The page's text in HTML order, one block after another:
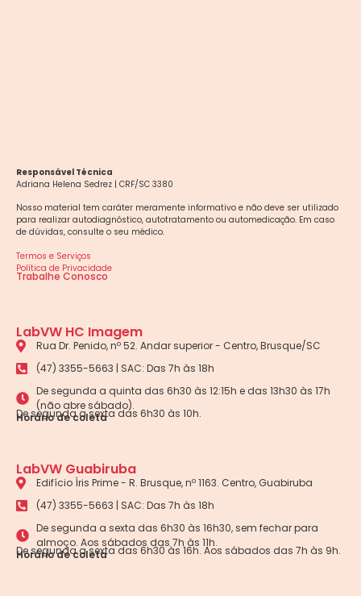
Responsável Técnica
Adriana Helena Sedrez | CRF/SC 3380
Nosso material tem caráter meramente informativo e não deve ser utilizado
para realizar autodiagnóstico, autotratamento ou automedicação. Em caso
de dúvidas, consulte o seu médico.
Termos e Serviços
Política de Privacidade
Trabalhe Conosco
LabVW HC Imagem
Rua Dr. Penido, nº 52. Andar superior - Centro, Brusque/SC
(47) 3355-5663 | SAC: Das 7h às 18h
De segunda a quinta das 6h30 às 12:15h e das 13h30 às 17h
(não abre sábado).
Horário de coleta
De segunda a sexta das 6h30 às 10h.
LabVW Guabiruba
Edifício Íris Prime - R. Brusque, nº 1163. Centro, Guabiruba
(47) 3355-5663 | SAC: Das 7h às 18h
De segunda a sexta das 6h30 às 16h30, sem fechar para
almoço. Aos sábados das 7h às 11h.
Horário de coleta
De segunda a sexta das 6h30 às 16h. Aos sábados das 7h às 9h.